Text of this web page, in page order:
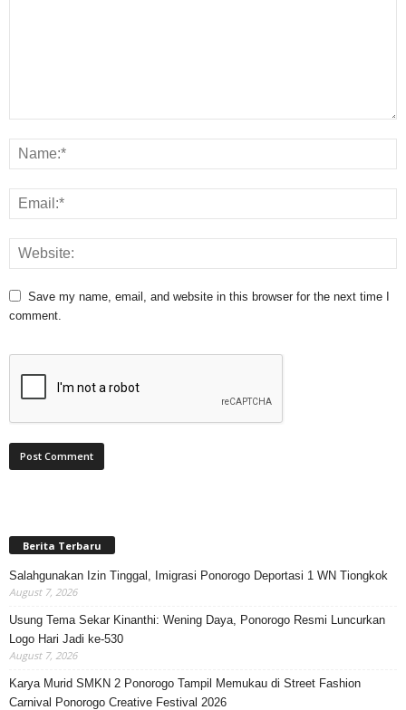
Save my name, email, and website in this browser for the next time I
comment.
Berita Terbaru
Salahgunakan Izin Tinggal, Imigrasi Ponorogo Deportasi 1 WN Tiongkok
August 7, 2026
Usung Tema Sekar Kinanthi: Wening Daya, Ponorogo Resmi Luncurkan
Logo Hari Jadi ke-530
August 7, 2026
Karya Murid SMKN 2 Ponorogo Tampil Memukau di Street Fashion
Carnival Ponorogo Creative Festival 2026